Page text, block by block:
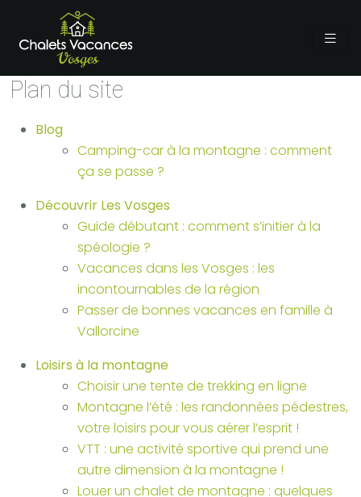
Plan du site
Blog
Camping-car à la montagne : comment
ça se passe ?
Découvrir Les Vosges
Guide débutant : comment s’initier à la
spéologie ?
Vacances dans les Vosges : les
incontournables de la région
Passer de bonnes vacances en famille à
Vallorcine
Loisirs à la montagne
Choisir une tente de trekking en ligne
Montagne l’été : les randonnées pédestres,
votre loisirs pour vous aérer l’esprit !
VTT : une activité sportive qui prend une
autre dimension à la montagne !
Louer un chalet de montagne : quelques